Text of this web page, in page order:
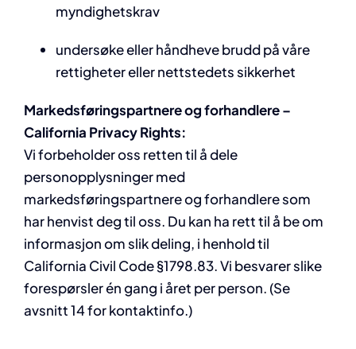
myndighetskrav
undersøke eller håndheve brudd på våre
rettigheter eller nettstedets sikkerhet
Markedsføringspartnere og forhandlere –
California Privacy Rights:
Vi forbeholder oss retten til å dele
personopplysninger med
markedsføringspartnere og forhandlere som
har henvist deg til oss. Du kan ha rett til å be om
informasjon om slik deling, i henhold til
California Civil Code §1798.83. Vi besvarer slike
forespørsler én gang i året per person. (Se
avsnitt 14 for kontaktinfo.)